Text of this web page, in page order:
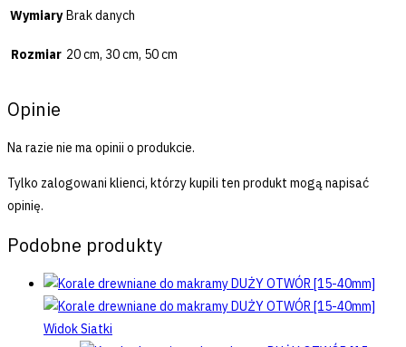
Wymiary Brak danych
Rozmiar 20 cm, 30 cm, 50 cm
Opinie
Na razie nie ma opinii o produkcie.
Tylko zalogowani klienci, którzy kupili ten produkt mogą napisać
opinię.
Podobne produkty
Widok Siatki